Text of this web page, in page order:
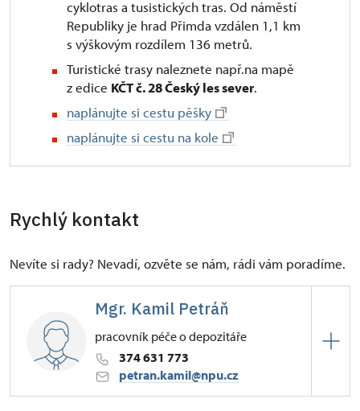
cyklotras a tusistických tras. Od náměstí
Republiky je hrad Přimda vzdálen 1,1 km
s výškovým rozdílem 136 metrů.
Turistické trasy naleznete např.na mapě
z edice KČT č. 28 Český les sever.
naplánujte si cestu pěšky
naplánujte si cestu na kole
Rychlý kontakt
Nevíte si rady? Nevadí, ozvěte se nám, rádi vám poradíme.
Mgr. Kamil Petráň
pracovník péče o depozitáře
374 631 773
petran.kamil@npu.cz